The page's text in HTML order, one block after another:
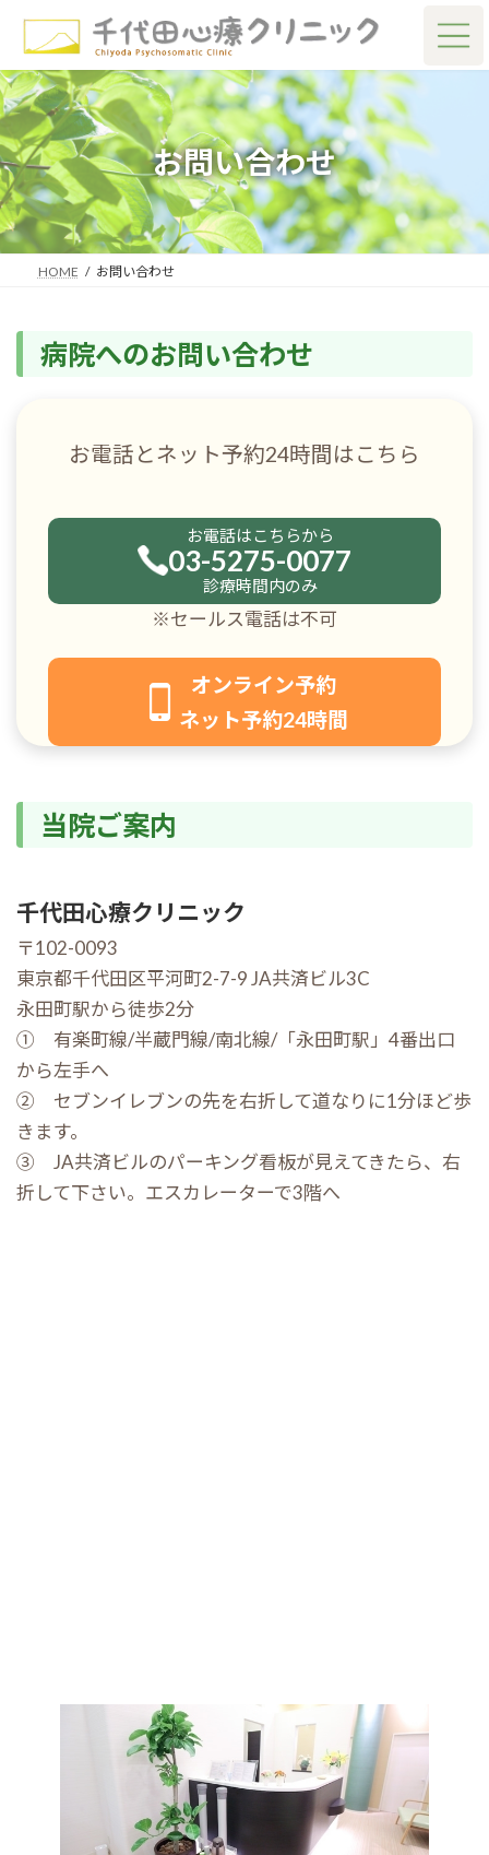
ン
ツ
へ
ス
キ
ッ
プ
ー
シ
ョ
ン
に
移
動
お問い合わせ
HOME お問い合わせ
病院へのお問い合わせ
お電話とネット予約24時間はこちら
お電話はこちらから
03-5275-0077
診療時間内のみ
※セールス電話は不可
オンライン予約
ネット予約24時間
当院ご案内
千代田心療クリニック
〒102-0093
東京都千代田区平河町2-7-9 JA共済ビル3C
永田町駅から徒歩2分
① 有楽町線/半蔵門線/南北線/「永田町駅」4番出口
から左手へ
② セブンイレブンの先を右折して道なりに1分ほど歩
きます。
③ JA共済ビルのパーキング看板が見えてきたら、右
折して下さい。エスカレーターで3階へ